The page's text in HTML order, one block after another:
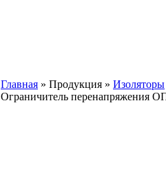
Главная » Продукция » Изоляторы
Ограничитель перенапряжения